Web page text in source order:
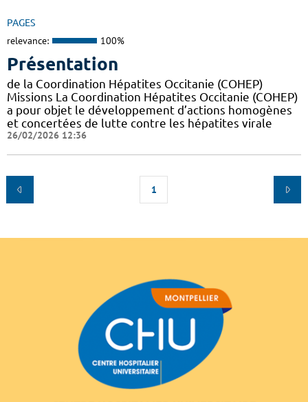
PAGES
relevance: 100%
Présentation
de la Coordination Hépatites Occitanie (COHEP)
Missions La Coordination Hépatites Occitanie (COHEP)
a pour objet le développement d’actions homogènes
et concertées de lutte contre les hépatites virale
26/02/2026 12:36
1